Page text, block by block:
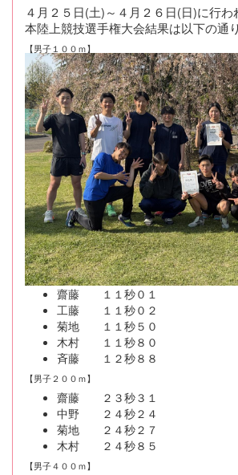
４月２５日(土)～４月２６日(日)に行わ
本陸上競技選手権大会結果は以下の通り
【男子１００ｍ】
齋藤 １１秒０１
工藤 １１秒０２
菊地 １１秒５０
木村 １１秒８０
斉藤 １２秒８８
【男子２００ｍ】
齋藤 ２３秒３１
中野 ２４秒２４
菊地 ２４秒２７
木村 ２４秒８５
【男子４００ｍ】